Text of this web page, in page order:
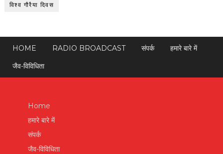
विश्व गौरैया दिवस
HOME RADIO BROADCAST संपर्क
हमारे बारे में
जैव-विविधिता
Home
हमारे बारे में
संपर्क
जैव-विविधिता